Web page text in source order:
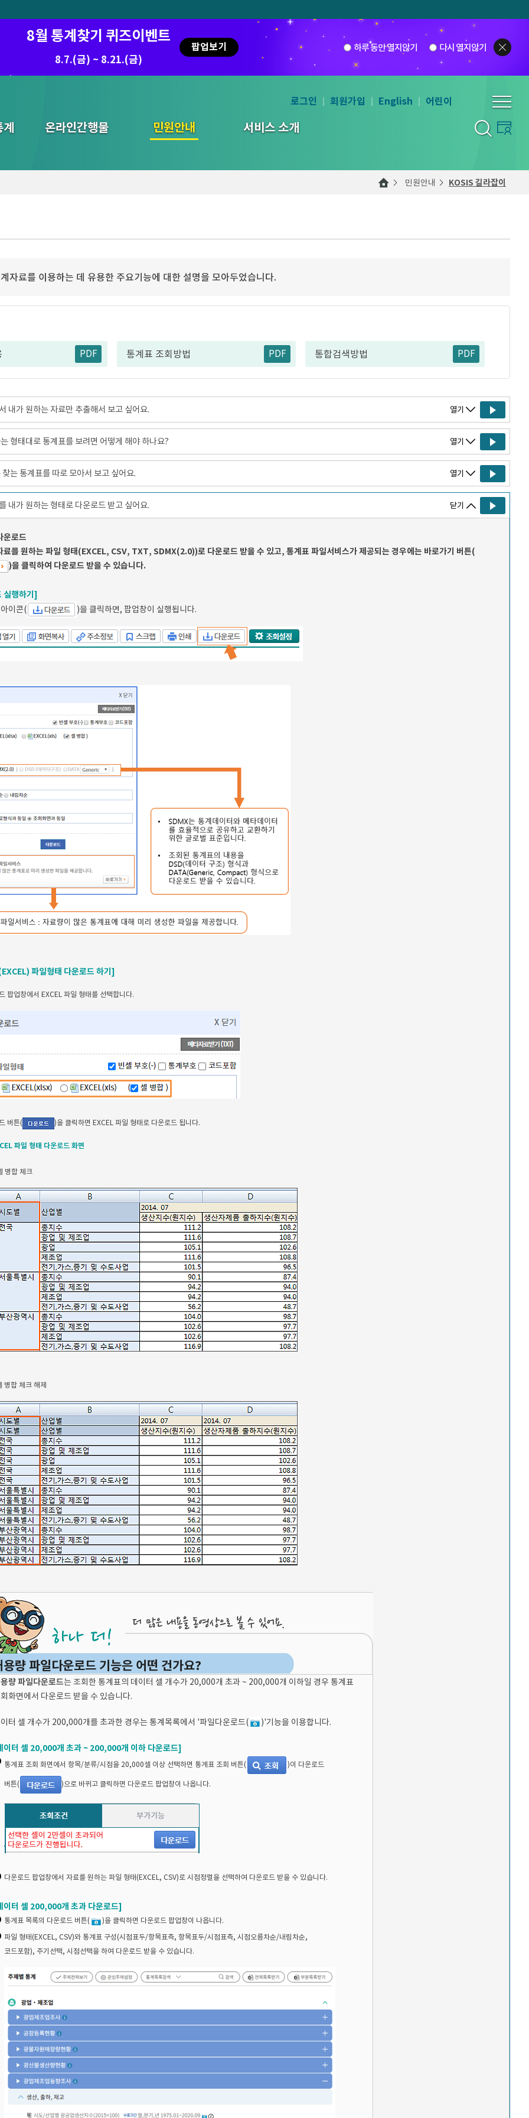
8월 통계찾기 퀴즈이벤트
8.7.(금) ~ 8.21.(금)
팝업보기 하루 동안 열지않기 다시 열지않기
계 온라인간행물 민원안내 서비스 소개
통합검색
로그인 회원가입 English 어린이
민원안내 KOSIS 길라잡이
자료를 이용하는 데 유용한 주요기능에 대한 설명을 모아두었습니다.
PDF 통계표 조회방법 PDF 통합검색방법 PDF
내가 원하는 자료만 추출해서 보고 싶어요. 열기
형태대로 통계표를 보려면 어떻게 해야 하나요? 열기
는 통계표를 따로 모아서 보고 싶어요. 열기
내가 원하는 형태로 다운로드 받고 싶어요.
운로드
료를 원하는 파일 형태(EXCEL, CSV, TXT, SDMX(2.0))로 다운로드 받을 수 있고, 통계표 파일서비스가 제공되는 경우에는 바로가기 버튼(
)을 클릭하여 다운로드 받을 수 있습니다.
실행하기]
이콘(
)을 클릭하면, 팝업창이 실행됩니다.
파일형태 다운로드 하기]
팝업창에서 EXCEL 파일 형태를 선택합니다.
버튼( )을 클릭하면 EXCEL 파일 형태로 다운로드 됩니다.
파일 형태 다운로드 화면
병합 체크
병합 체크 해제
용량 파일다운로드 기능은 어떤 건가요?
량 파일다운로드는 조회한 통계표의 데이터 셀 개수가 20,000개 초과 ~ 200,000개 이하일 경우 통계표
화면에서 다운로드 받을 수 있습니다.
터 셀 개수가 200,000개를 초과한 경우는 통계목록에서 '파일다운로드( )'기능을 이용합니다.
이터 셀 20,000개 초과 ~ 200,000개 이하 다운로드]
통계표 조회 화면에서 항목/분류/시점을 20,000셀 이상 선택하면 통계표 조회 버튼( )이 다운로드
버튼( )으로 바뀌고 클릭하면 다운로드 팝업창이 나옵니다.
다운로드 팝업창에서 자료를 원하는 파일 형태(EXCEL, CSV)로 시점정렬을 선택하여 다운로드 받을 수 있습니다.
이터 셀 200,000개 초과 다운로드]
통계표 목록의 다운로드 버튼(
)을 클릭하면 다운로드 팝업창이 나옵니다.
파일 형태(EXCEL, CSV)와 통계표 구성(시점표두/항목표측, 항목표두/시점표측, 시점오름차순/내림차순,
코드포함), 주기선택, 시점선택을 하여 다운로드 받을 수 있습니다.
닫기